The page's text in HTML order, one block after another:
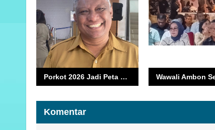
Porkot 2026 Jadi Peta Jalan Atlet Muda Ambon, Sirkuit Balap Masuk Agenda
Komentar